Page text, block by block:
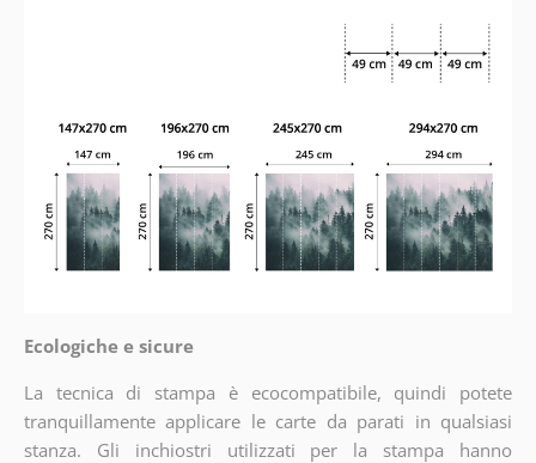
Ecologiche e sicure
La tecnica di stampa è ecocompatibile, quindi potete
tranquillamente applicare le carte da parati in qualsiasi
stanza. Gli inchiostri utilizzati per la stampa hanno